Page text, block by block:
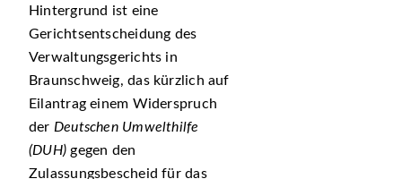
Hintergrund ist eine
Gerichtsentscheidung des
Verwaltungsgerichts in
Braunschweig, das kürzlich auf
Eilantrag einem Widerspruch
der Deutschen Umwelthilfe
(DUH) gegen den
Zulassungsbescheid für das